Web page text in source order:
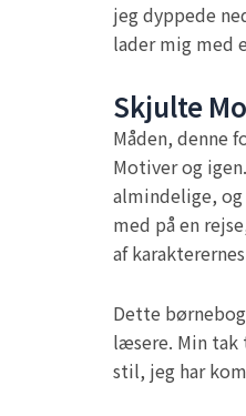
jeg dyppede
lader mig med
Skjulte
Måden, denne
Motiver og
almindelige,
med på en
af
Dette
læsere. Min tak
stil, jeg har